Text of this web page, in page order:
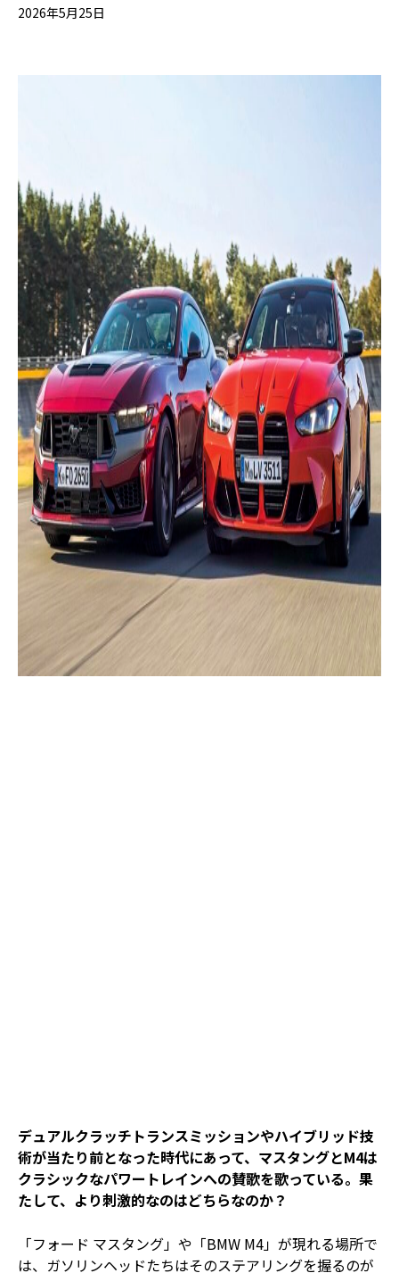
2026年5月25日
デュアルクラッチトランスミッションやハイブリッド技
術が当たり前となった時代にあって、マスタングとM4は
クラシックなパワートレインへの賛歌を歌っている。果
たして、より刺激的なのはどちらなのか？
「フォード マスタング」や「BMW M4」が現れる場所で
は、ガソリンヘッドたちはそのステアリングを握るのが